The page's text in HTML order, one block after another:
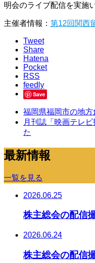
明会のライブ配信を実施
主催者情報： 第12回関西
Tweet
Share
Hatena
Pocket
RSS
feedly
Save
福岡県福岡市の地
月刊誌「映画テレ
た
最新情報
一覧を見る
2026.06.25
株主総会の配信
2026.06.24
株主総会の配信